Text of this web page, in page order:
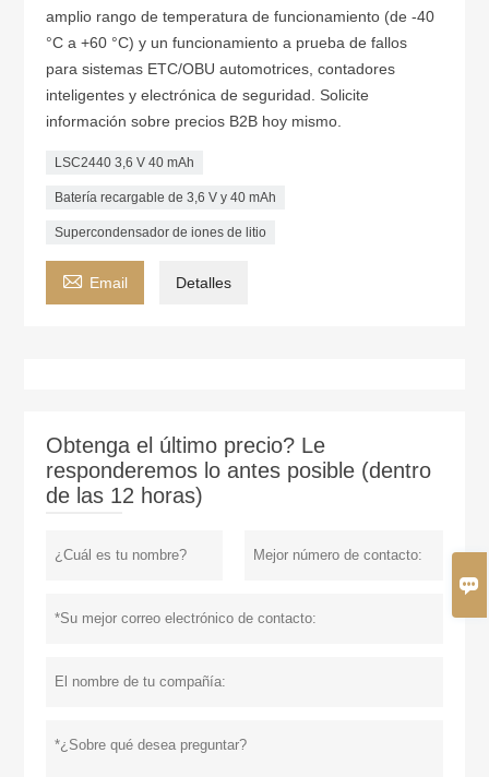

amplio rango de temperatura de funcionamiento (de -40
°C a +60 °C) y un funcionamiento a prueba de fallos
para sistemas ETC/OBU automotrices, contadores
inteligentes y electrónica de seguridad. Solicite
información sobre precios B2B hoy mismo.
LSC2440 3,6 V 40 mAh
Batería recargable de 3,6 V y 40 mAh
Supercondensador de iones de litio
 Email Detalles
Obtenga el último precio? Le
responderemos lo antes posible (dentro
de las 12 horas)